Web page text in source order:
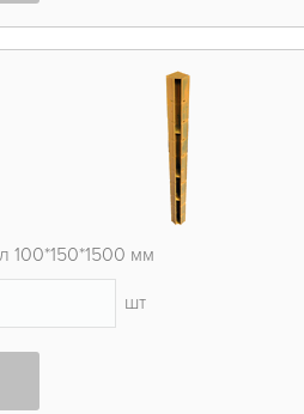
100*150*1500 мм
шт